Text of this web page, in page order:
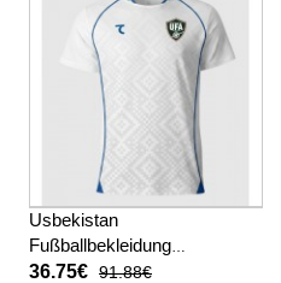
Usbekistan
Fußballbekleidung
Auswärtstrikot Kinder WM
36.75€ 91.88€